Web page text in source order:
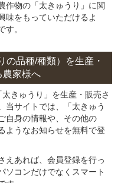
作物の「太きゅうり」に関
味をもっていただけるよ
す。
の品種/種類） を生産・
農家様へ
きゅうり」を生産・販売さ
当サイトでは、「太きゅう
自身の情報や、その他の
ようなお知らせを無料で登
えあれば、会員登録を行っ
ソコンだけでなくスマート